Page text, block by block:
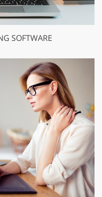
SOFTWARE